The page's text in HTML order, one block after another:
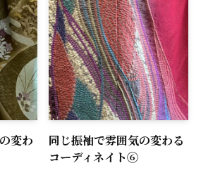
変わ
同じ振袖で雰囲気の変わる
コーディネイト⑥